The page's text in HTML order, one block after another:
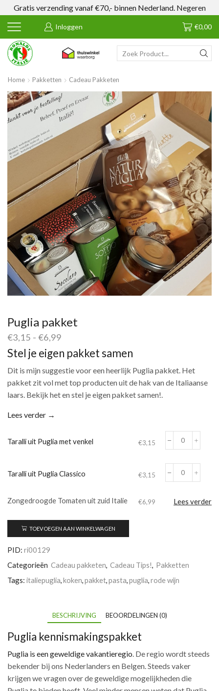
Gratis verzending vanaf €70,- binnen Nederland. Negeren
Inloggen €0,00
SEARCH
Home Pakketten Cadeau Pakketen
Puglia pakket
€3,15 - €6,99
€3,15
tot
€6,99
Stel je eigen pakket samen
Dit is mijn suggestie voor een heerlijk Puglia pakket. Het
pakket zit vol met top producten uit de hak van de Italiaanse
laars. Bekijk het en stel je eigen pakket samen!.
Lees verder →
Taralli uit Puglia met venkel €3,15
Taralli
Puglia
met
Taralli uit Puglia Classico €3,15
Taralli
Classico
Zongedroogde Tomaten uit zuid Italie €6,99 Lees verder
TOEVOEGEN AAN WINKELWAGEN
PID: ri00129
Categorieën Cadeau pakketen, Cadeau Tips!, Pakketten
Tags: italiepuglia,koken,pakket,pasta,puglia,rode wijn
BESCHRIJVING BEOORDELINGEN (0)
Puglia kennismakingspakket
Puglia is een geweldige vakantieregio. De regio wordt steeds
bekender bij ons Nederlanders en Belgen. Steeds vaker
krijgen we vragen over de geweldige mogelijkheden die